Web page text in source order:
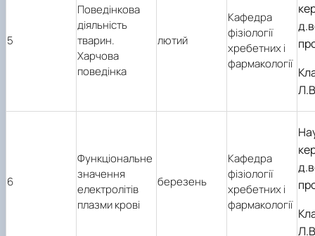
5
Поведінкова
діяльність
тварин.
Харчова
поведінка
лютий
Кафедра
фізіології
хребетних і
фармакології
6
Функціональне
значення
електролітів
плазми крові
березень
Кафедра
фізіології
хребетних і
фармакології